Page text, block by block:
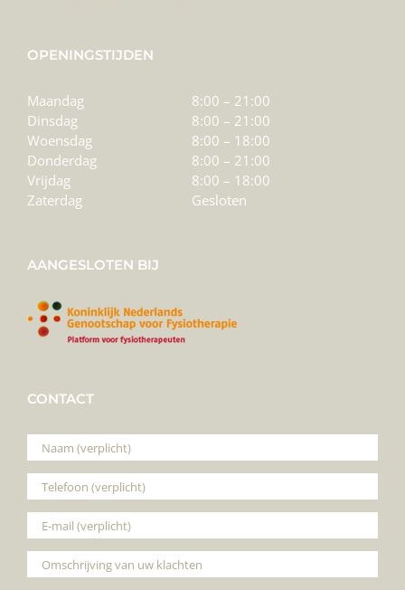
OPENINGSTIJDEN
Maandag
8:00 – 21:00
Dinsdag
8:00 – 21:00
Woensdag
8:00 – 18:00
Donderdag
8:00 – 21:00
Vrijdag
8:00 – 18:00
Zaterdag
Gesloten
AANGESLOTEN BIJ
CONTACT